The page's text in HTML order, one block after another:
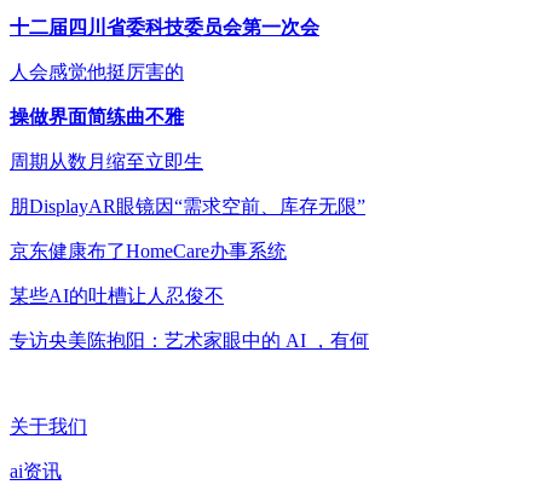
十二届四川省委科技委员会第一次会
人会感觉他挺厉害的
操做界面简练曲不雅
周期从数月缩至立即生
朋DisplayAR眼镜因“需求空前、库存无限”
京东健康布了HomeCare办事系统
某些AI的吐槽让人忍俊不
专访央美陈抱阳：艺术家眼中的 AI ，有何
关于我们
ai资讯